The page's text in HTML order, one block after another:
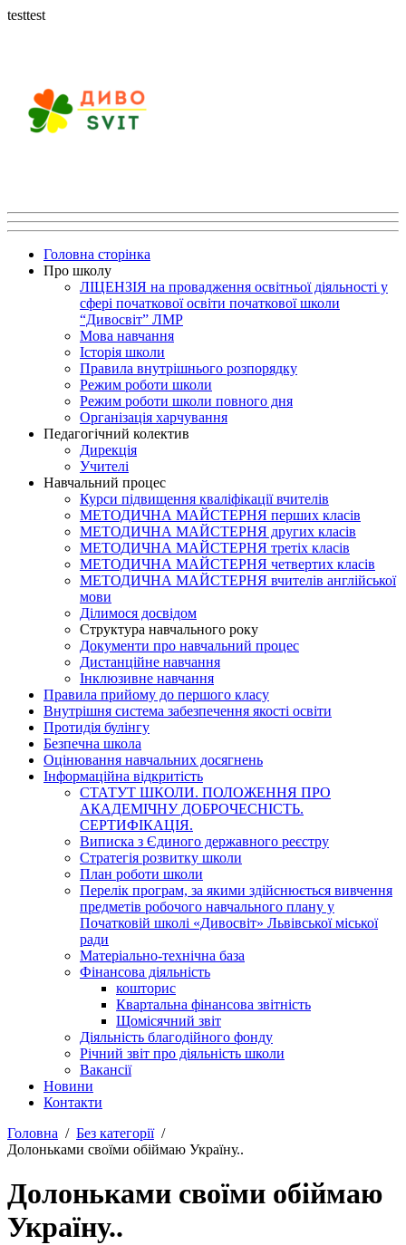
testtest
Головна сторінка
Про школу
ЛІЦЕНЗІЯ на провадження освітньої діяльності у
сфері початкової освіти початкової школи
“Дивосвіт” ЛМР
Мова навчання
Історія школи
Правила внутрішнього розпорядку
Режим роботи школи
Режим роботи школи повного дня
Організація харчування
Педагогічний колектив
Дирекція
Учителі
Навчальний процес
Курси підвищення кваліфікації вчителів
МЕТОДИЧНА МАЙСТЕРНЯ перших класів
МЕТОДИЧНА МАЙСТЕРНЯ других класів
МЕТОДИЧНА МАЙСТЕРНЯ третіх класів
МЕТОДИЧНА МАЙСТЕРНЯ четвертих класів
МЕТОДИЧНА МАЙСТЕРНЯ вчителів англійської
мови
Ділимося досвідом
Структура навчального року
Документи про навчальний процес
Дистанційне навчання
Інклюзивне навчання
Правила прийому до першого класу
Внутрішня система забезпечення якості освіти
Протидія булінгу
Безпечна школа
Оцінювання навчальних досягнень
Інформаційна відкритість
СТАТУТ ШКОЛИ. ПОЛОЖЕННЯ ПРО
АКАДЕМІЧНУ ДОБРОЧЕСНІСТЬ.
СЕРТИФІКАЦІЯ.
Виписка з Єдиного державного реєстру
Стратегія розвитку школи
План роботи школи
Перелік програм, за якими здійснюється вивчення
предметів робочого навчального плану у
Початковій школі «Дивосвіт» Львівської міської
ради
Матеріально-технічна база
Фінансова діяльність
кошторис
Квартальна фінансова звітність
Щомісячний звіт
Діяльність благодійного фонду
Річний звіт про діяльність школи
Вакансії
Новини
Контакти
Головна
Без категорії
Долоньками своїми обіймаю Україну..
Долоньками своїми обіймаю
Україну..